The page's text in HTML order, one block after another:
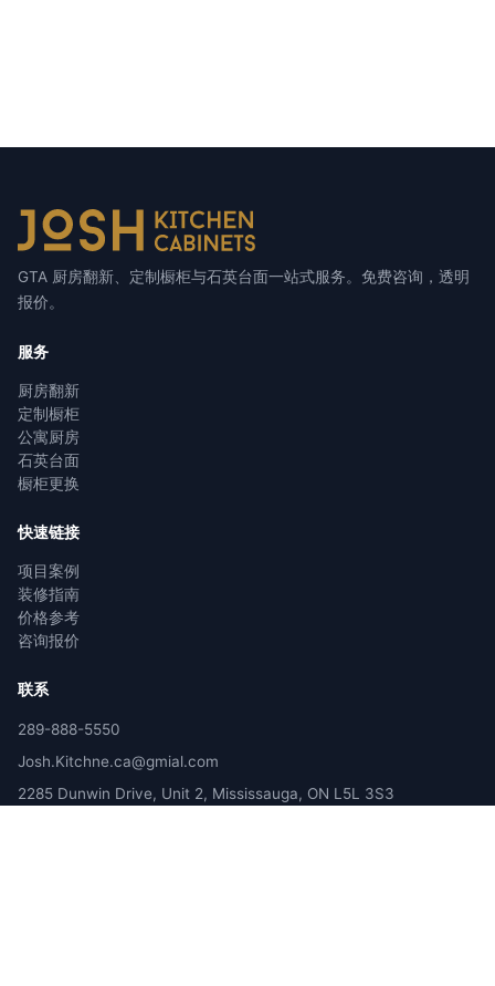
GTA 厨房翻新、定制橱柜与石英台面一站式服务。免费咨询，透明
报价。
服务
厨房翻新
定制橱柜
公寓厨房
石英台面
橱柜更换
快速链接
项目案例
装修指南
价格参考
咨询报价
联系
289-888-5550
Josh.Kitchne.ca@gmial.com
2285 Dunwin Drive, Unit 2, Mississauga, ON L5L 3S3